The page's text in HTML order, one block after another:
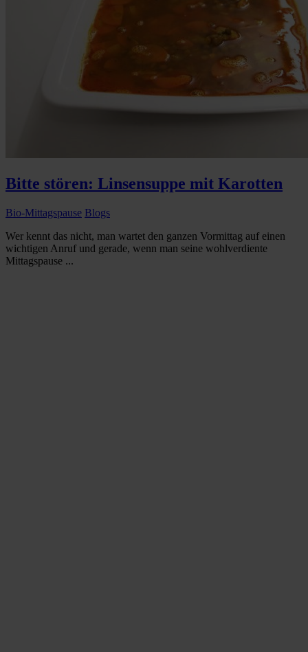
Bitte stören: Linsensuppe mit Karotten
Bio-Mittagspause Blogs
Wer kennt das nicht, man wartet den ganzen Vormittag auf einen
wichtigen Anruf und gerade, wenn man seine wohlverdiente
Mittagspause ...